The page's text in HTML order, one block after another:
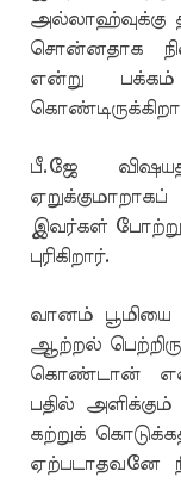
அல்லாஹ்வுக்கு
சொன்னதாக
என்று பக்கம்
பீ.ஜே
இவர்கள்
புரிகிறார்.
வானம்
ஆற்றல்
கொண்டான் என்ற
பதில்
கற்றுக்
ஏற்படாதவனே